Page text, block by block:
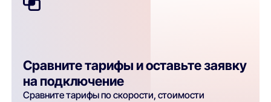
Сравните тарифы и оставьте заявку
на подключение
Сравните тарифы по скорости, стоимости